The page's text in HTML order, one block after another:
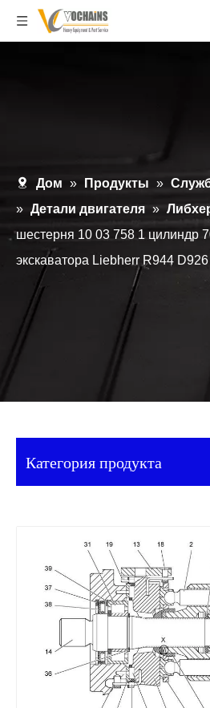
Дом » Продукты »
» Детали двигателя »
шестерня 10 03 758 1 цилиндр
экскаватора Liebherr R944 D926
Категория продукта